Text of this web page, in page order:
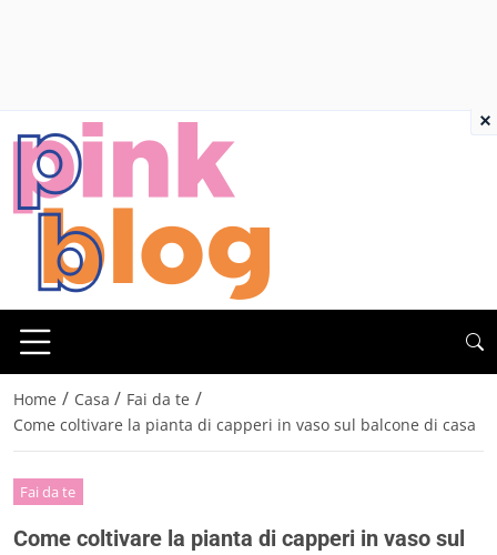
Home / Casa / Fai da te /
Come coltivare la pianta di capperi in vaso sul balcone di casa
Fai da te
Come coltivare la pianta di capperi in vaso sul
×